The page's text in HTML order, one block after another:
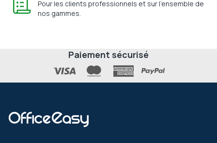
Pour les clients professionnels et sur l'ensemble de
nos gammes.
Paiement sécurisé